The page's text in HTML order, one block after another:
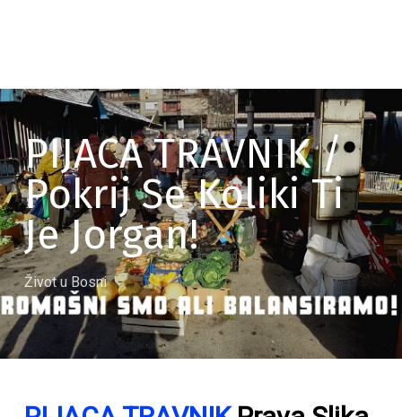
PIJACA TRAVNIK /
Pokrij Se Koliki Ti
Je Jorgan!
Život u Bosni